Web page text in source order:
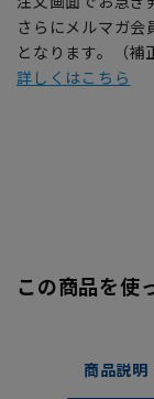
さらにメルマガ
となります。（補
詳しくはこちら
この商品を使
商品説明